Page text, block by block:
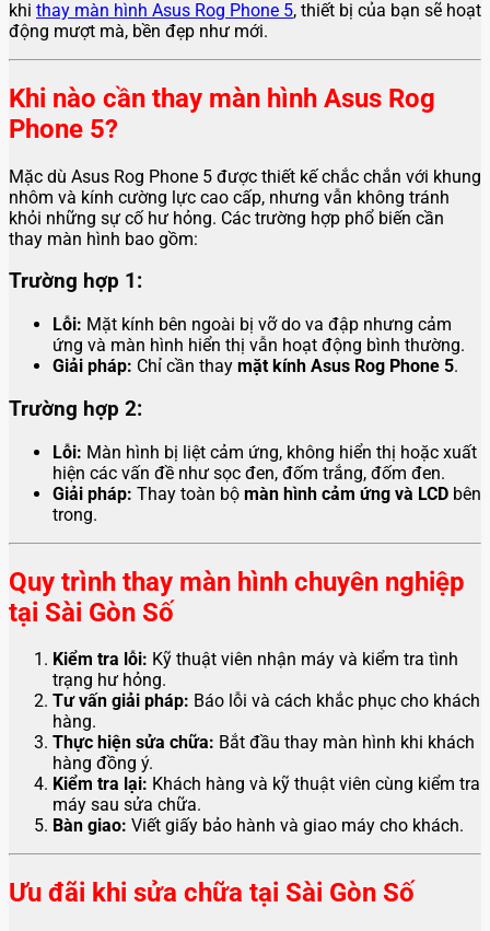
khi thay màn hình Asus Rog Phone 5, thiết bị của bạn sẽ hoạt
động mượt mà, bền đẹp như mới.
Khi nào cần thay màn hình Asus Rog
Phone 5?
Mặc dù Asus Rog Phone 5 được thiết kế chắc chắn với khung
nhôm và kính cường lực cao cấp, nhưng vẫn không tránh
khỏi những sự cố hư hỏng. Các trường hợp phổ biến cần
thay màn hình bao gồm:
Trường hợp 1:
Lỗi: Mặt kính bên ngoài bị vỡ do va đập nhưng cảm
ứng và màn hình hiển thị vẫn hoạt động bình thường.
Giải pháp: Chỉ cần thay mặt kính Asus Rog Phone 5.
Trường hợp 2:
Lỗi: Màn hình bị liệt cảm ứng, không hiển thị hoặc xuất
hiện các vấn đề như sọc đen, đốm trắng, đốm đen.
Giải pháp: Thay toàn bộ màn hình cảm ứng và LCD bên
trong.
Quy trình thay màn hình chuyên nghiệp
tại Sài Gòn Số
Kiểm tra lỗi: Kỹ thuật viên nhận máy và kiểm tra tình
trạng hư hỏng.
Tư vấn giải pháp: Báo lỗi và cách khắc phục cho khách
hàng.
Thực hiện sửa chữa: Bắt đầu thay màn hình khi khách
hàng đồng ý.
Kiểm tra lại: Khách hàng và kỹ thuật viên cùng kiểm tra
máy sau sửa chữa.
Bàn giao: Viết giấy bảo hành và giao máy cho khách.
Ưu đãi khi sửa chữa tại Sài Gòn Số